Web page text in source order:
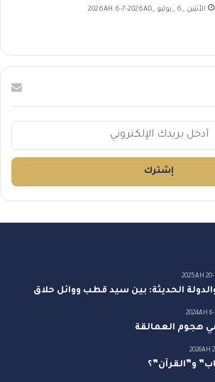
الأثنين _6 _يوليو _2026AH 6-7-2026AD
الحديثة: بين سيد قطب ووائل حلاق
هجوم العمالقة
و”القرآن”؟